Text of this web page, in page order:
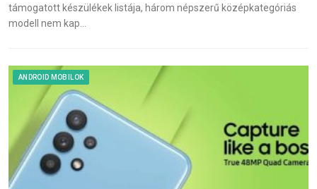
támogatott készülékek listája, három népszerű középkategóriás
modell nem kap…
ANDROID MOBILOK